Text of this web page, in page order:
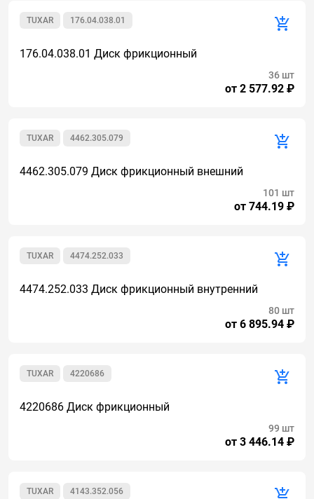
176.04.038.01
TUXAR
176.04.038.01 Диск фрикционный
от 2 577.92 ₽
36 шт
4462.305.079
TUXAR
4462.305.079 Диск фрикционный внешний
от 744.19 ₽
101 шт
4474.252.033
TUXAR
4474.252.033 Диск фрикционный внутренний
от 6 895.94 ₽
80 шт
4220686
TUXAR
4220686 Диск фрикционный
от 3 446.14 ₽
99 шт
4143.352.056
TUXAR